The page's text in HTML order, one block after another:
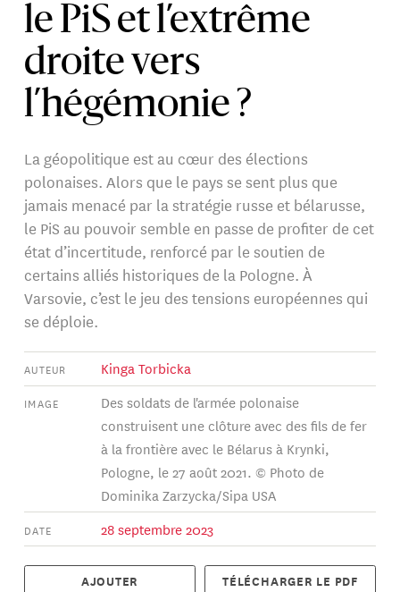
le PiS et l’extrême
droite vers
l’hégémonie ?
La géopolitique est au cœur des élections
polonaises. Alors que le pays se sent plus que
jamais menacé par la stratégie russe et bélarusse,
le PiS au pouvoir semble en passe de profiter de cet
état d’incertitude, renforcé par le soutien de
certains alliés historiques de la Pologne. À
Varsovie, c’est le jeu des tensions européennes qui
se déploie.
AUTEUR Kinga Torbicka
IMAGE
Des soldats de l'armée polonaise
construisent une clôture avec des fils de fer
à la frontière avec le Bélarus à Krynki,
Pologne, le 27 août 2021. © Photo de
Dominika Zarzycka/Sipa USA
DATE 28 septembre 2023
AJOUTER TÉLÉCHARGER LE PDF